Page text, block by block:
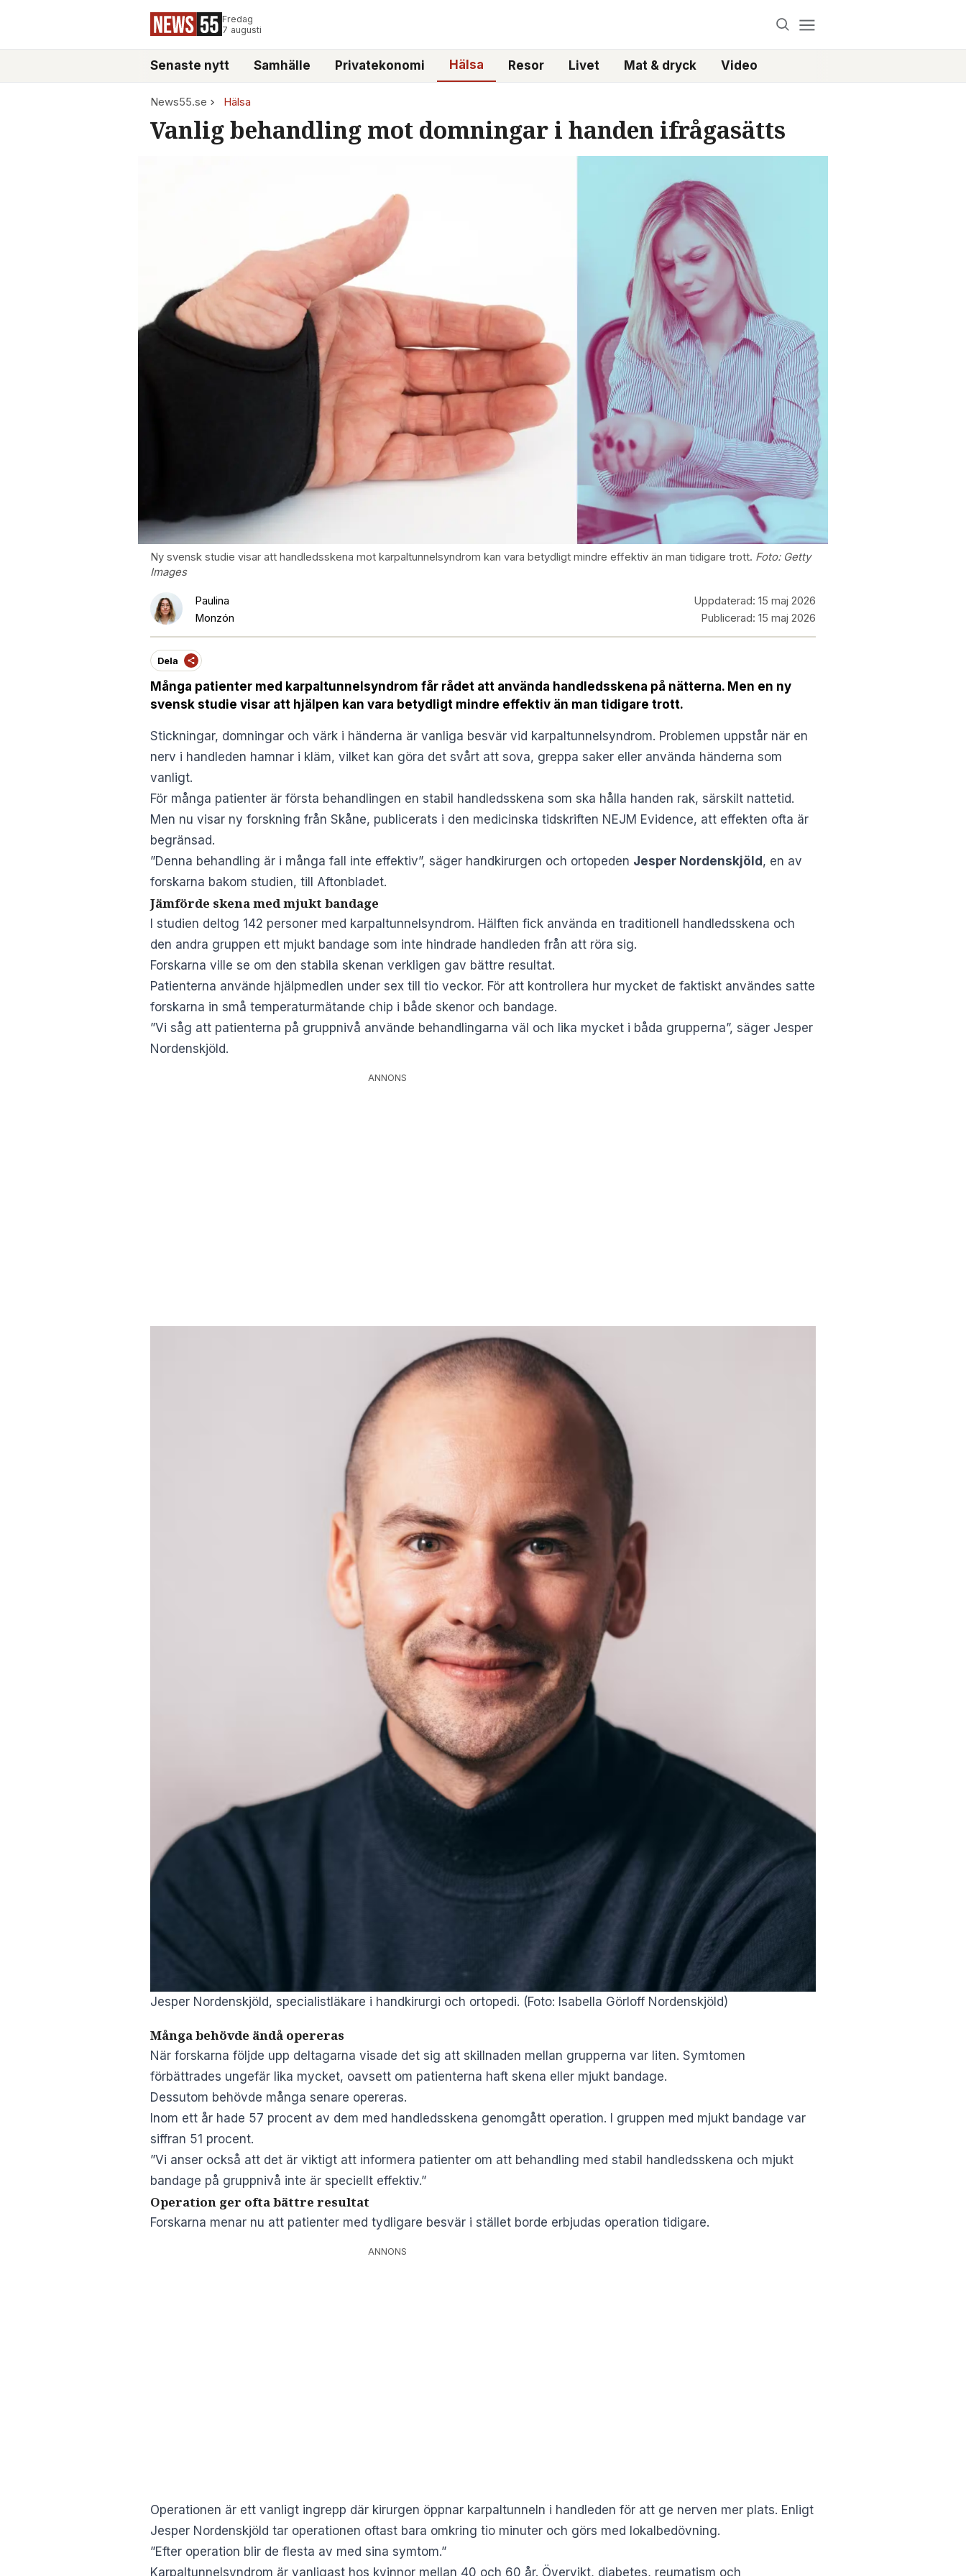
Fredag
7 augusti
Senaste nytt Samhälle Privatekonomi Hälsa Resor Livet Mat & dryck Video
News55.se Hälsa
Vanlig behandling mot domningar i handen ifrågasätts
Ny svensk studie visar att handledsskena mot karpaltunnelsyndrom kan vara betydligt mindre effektiv än man tidigare trott. Foto: Getty
Images
Paulina
Monzón
Uppdaterad: 15 maj 2026
Publicerad: 15 maj 2026
Dela
Många patienter med karpaltunnelsyndrom får rådet att använda handledsskena på nätterna. Men en ny
svensk studie visar att hjälpen kan vara betydligt mindre effektiv än man tidigare trott.
Stickningar, domningar och värk i händerna är vanliga besvär vid karpaltunnelsyndrom. Problemen uppstår när en
nerv i handleden hamnar i kläm, vilket kan göra det svårt att sova, greppa saker eller använda händerna som
vanligt.
För många patienter är första behandlingen en stabil handledsskena som ska hålla handen rak, särskilt nattetid.
Men nu visar ny forskning från Skåne, publicerats i den medicinska tidskriften NEJM Evidence, att effekten ofta är
begränsad.
”Denna behandling är i många fall inte effektiv”, säger handkirurgen och ortopeden Jesper Nordenskjöld, en av
forskarna bakom studien, till Aftonbladet.
Jämförde skena med mjukt bandage
I studien deltog 142 personer med karpaltunnelsyndrom. Hälften fick använda en traditionell handledsskena och
den andra gruppen ett mjukt bandage som inte hindrade handleden från att röra sig.
Forskarna ville se om den stabila skenan verkligen gav bättre resultat.
Patienterna använde hjälpmedlen under sex till tio veckor. För att kontrollera hur mycket de faktiskt användes satte
forskarna in små temperaturmätande chip i både skenor och bandage.
”Vi såg att patienterna på gruppnivå använde behandlingarna väl och lika mycket i båda grupperna”, säger Jesper
Nordenskjöld.
ANNONS
Jesper Nordenskjöld, specialistläkare i handkirurgi och ortopedi. (Foto: Isabella Görloff Nordenskjöld)
Många behövde ändå opereras
När forskarna följde upp deltagarna visade det sig att skillnaden mellan grupperna var liten. Symtomen
förbättrades ungefär lika mycket, oavsett om patienterna haft skena eller mjukt bandage.
Dessutom behövde många senare opereras.
Inom ett år hade 57 procent av dem med handledsskena genomgått operation. I gruppen med mjukt bandage var
siffran 51 procent.
”Vi anser också att det är viktigt att informera patienter om att behandling med stabil handledsskena och mjukt
bandage på gruppnivå inte är speciellt effektiv.”
Operation ger ofta bättre resultat
Forskarna menar nu att patienter med tydligare besvär i stället borde erbjudas operation tidigare.
ANNONS
Operationen är ett vanligt ingrepp där kirurgen öppnar karpaltunneln i handleden för att ge nerven mer plats. Enligt
Jesper Nordenskjöld tar operationen oftast bara omkring tio minuter och görs med lokalbedövning.
”Efter operation blir de flesta av med sina symtom.”
Karpaltunnelsyndrom är vanligast hos kvinnor mellan 40 och 60 år. Övervikt, diabetes, reumatism och